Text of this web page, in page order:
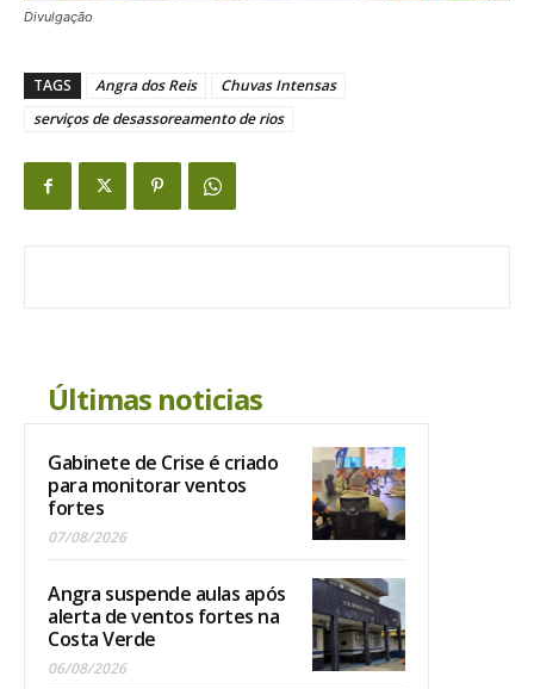
Divulgação
TAGS Angra dos Reis
Chuvas Intensas
serviços de desassoreamento de rios
Últimas noticias
Gabinete de Crise é criado
para monitorar ventos
fortes
07/08/2026
Angra suspende aulas após
alerta de ventos fortes na
Costa Verde
06/08/2026